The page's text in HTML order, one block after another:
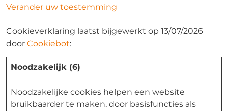
Verander uw toestemming
Cookieverklaring laatst bijgewerkt op 13/07/2026
door Cookiebot:
Noodzakelijk (6)
Noodzakelijke cookies helpen een website
bruikbaarder te maken, door basisfuncties als